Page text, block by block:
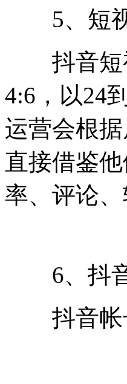
5、短视
抖音短视
4:6，以24
运营会根
直接借鉴
率、评论、
6、抖音
抖音帐号